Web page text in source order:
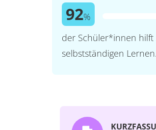
92%
der Schüler*innen
selbstständigen Lernen.